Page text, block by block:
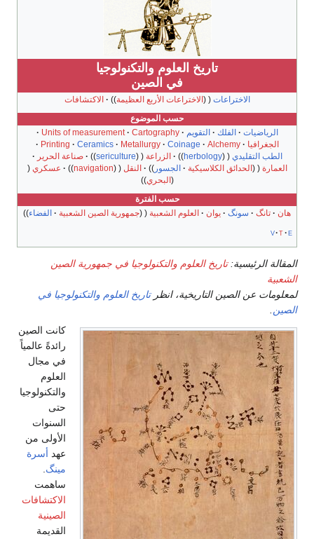
تاريخ العلوم والتكنولوجيا
في الصين
الاختراعات الاختراعات الأربع العظيمة
الاكتشافات
حسب الموضوع
الرياضيات
الفلك التقويم Units of measurement
Cartography
الجغرافيا
Printing Ceramics Metallurgy Coinage
Alchemy
الطب التقليدي
herbology الزراعة sericulture
صناعة الحرير
العمارة
الحدائق الكلاسيكية الجسور النقل navigation
عسكري
البحري
حسب الفترة
هان
تانگ سونگ يوان العلوم الشعبية جمهورية الصين الشعبية
الفضاء
v t e
المقالة الرئيسية:تاريخ العلوم والتكنولوجيا في جمهورية الصين
الشعبية
لمعلومات عن الصين التاريخية، انظرتاريخ العلوم والتكنولوجيا في
الصين
كانت الصين
رائدةً عالمياً
في مجال
العلوم
والتكنولوجيا
حتى
السنوات
الأولى من
عهد أسرة
مينگ
ساهمت
الاكتشافات
الصينية
القديمة